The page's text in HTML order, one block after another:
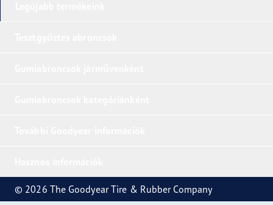
© 2026 The Goodyear Tire & Rubber Company